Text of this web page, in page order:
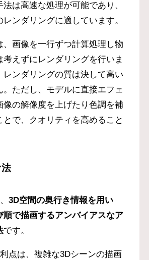
は高速な処理が可能であり、
レンダリングに適しています。
、画像を一行ずつ計算処理し物
えずにレンダリングを行いま
レンダリングの質は決して高い
。ただし、モデルに直接エフェ
像の解像度を上げたり色調を補
とで、クオリティを高めること
3D空間の奥行き情報を用い
順で描画するアンバイアスなア
です。
点は、複雑な3Dシーンの描画